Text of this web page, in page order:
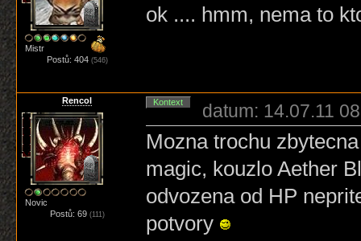
Mistr
Postů: 404 (546)
ok .... hmm, nema to
Rencol
Novic
Postů: 69 (111)
Kontext datum: 14.07.11
Mozna trochu
magic, kouzlo Aether
odvozena od HP
potvory